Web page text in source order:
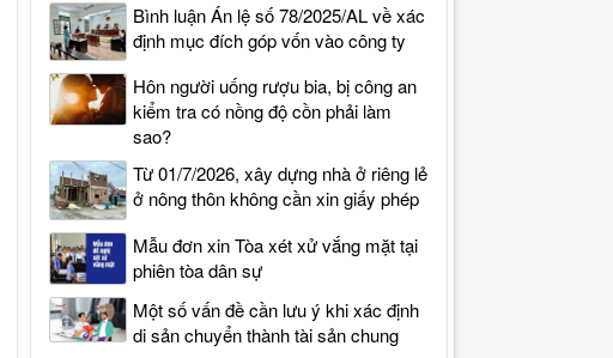
Bình luận Án lệ số 78/2025/AL về xác
định mục đích góp vốn vào công ty
Hôn người uống rượu bia, bị công an
kiểm tra có nồng độ cồn phải làm
sao?
Từ 01/7/2026, xây dựng nhà ở riêng lẻ
ở nông thôn không cần xin giấy phép
Mẫu đơn xin Tòa xét xử vắng mặt tại
phiên tòa dân sự
Một số vấn đề cần lưu ý khi xác định
di sản chuyển thành tài sản chung